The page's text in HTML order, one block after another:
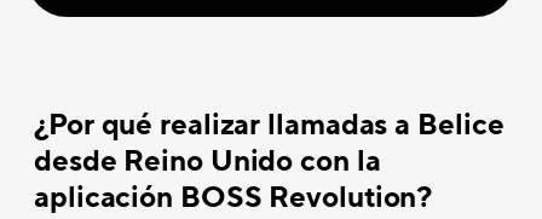
¿Por qué realizar llamadas a Belice
desde Reino Unido con la
aplicación BOSS Revolution?